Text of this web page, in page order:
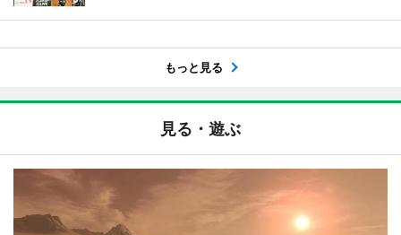
もっと見る
見る・遊ぶ